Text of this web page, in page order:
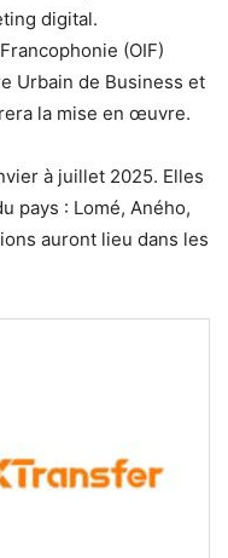
digital.
(OIF)
Urbain de Business et
la mise en œuvre.
à juillet 2025. Elles
pays : Lomé, Aného,
auront lieu dans les